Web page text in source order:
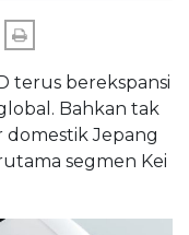
COMMENTS
terus berekspansi
Bahkan tak
domestik Jepang
segmen Kei